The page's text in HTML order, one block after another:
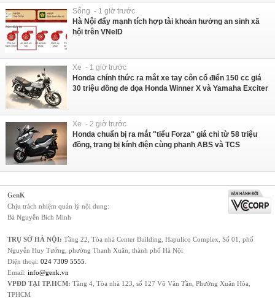
Sống - 1 giờ trước
Hà Nội đẩy mạnh tích hợp tài khoản hưởng an sinh xã
hội trên VNeID
Xe - 1 giờ trước
Honda chính thức ra mắt xe tay côn cổ điển 150 cc giá
30 triệu đồng đe dọa Honda Winner X và Yamaha Exciter
Xe - 2 giờ trước
Honda chuẩn bị ra mắt "tiểu Forza" giá chỉ từ 58 triệu
đồng, trang bị kính điện cùng phanh ABS và TCS
GenK
Chịu trách nhiệm quản lý nội dung:
Bà Nguyễn Bích Minh
TRỤ SỞ HÀ NỘI: Tầng 22, Tòa nhà Center Building, Hapulico Complex, Số 01, phố
Nguyễn Huy Tưởng, phường Thanh Xuân, thành phố Hà Nội
Điện thoại: 024 7309 5555
Email: info@genk.vn
VPĐD TẠI TP.HCM: Tầng 4, Tòa nhà 123, số 127 Võ Văn Tần, Phường Xuân Hòa,
TPHCM